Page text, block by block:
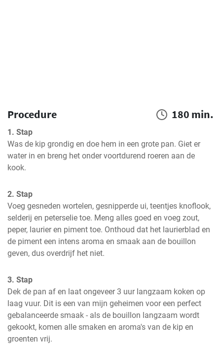
Procedure 180 min.
1. Stap
Was de kip grondig en doe hem in een grote pan. Giet er
water in en breng het onder voortdurend roeren aan de
kook.
2. Stap
Voeg gesneden wortelen, gesnipperde ui, teentjes knoflook,
selderij en peterselie toe. Meng alles goed en voeg zout,
peper, laurier en piment toe. Onthoud dat het laurierblad en
de piment een intens aroma en smaak aan de bouillon
geven, dus overdrijf het niet.
3. Stap
Dek de pan af en laat ongeveer 3 uur langzaam koken op
laag vuur. Dit is een van mijn geheimen voor een perfect
gebalanceerde smaak - als de bouillon langzaam wordt
gekookt, komen alle smaken en aroma's van de kip en
groenten vrij.